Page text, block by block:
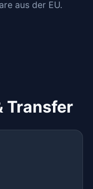
aus der EU.
Transfer